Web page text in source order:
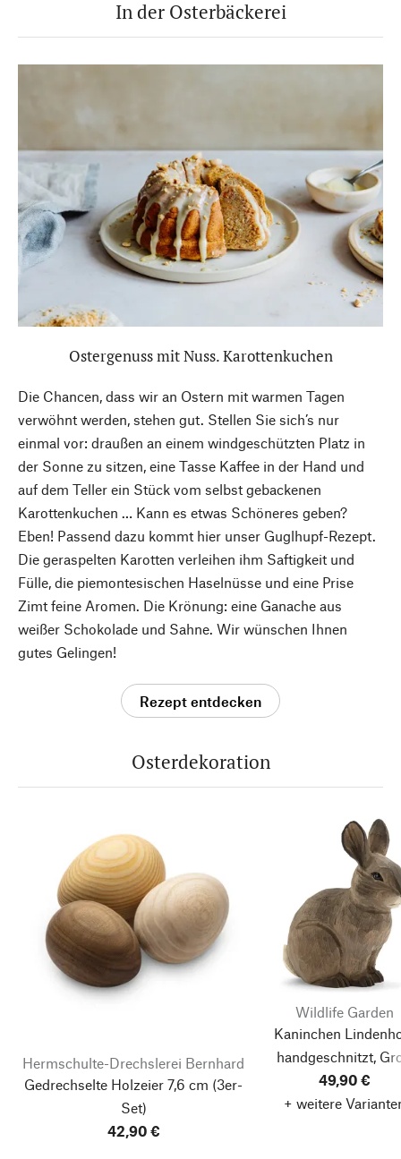
In der Osterbäckerei
Ostergenuss mit Nuss. Karottenkuchen
Die Chancen, dass wir an Ostern mit warmen Tagen
verwöhnt werden, stehen gut. Stellen Sie sich’s nur
einmal vor: draußen an einem windgeschützten Platz in
der Sonne zu sitzen, eine Tasse Kaffee in der Hand und
auf dem Teller ein Stück vom selbst gebackenen
Karottenkuchen … Kann es etwas Schöneres geben?
Eben! Passend dazu kommt hier unser Guglhupf-Rezept.
Die geraspelten Karotten verleihen ihm Saftigkeit und
Fülle, die piemontesischen Haselnüsse und eine Prise
Zimt feine Aromen. Die Krönung: eine Ganache aus
weißer Schokolade und Sahne. Wir wünschen Ihnen
gutes Gelingen!
Rezept entdecken
Osterdekoration
Hermschulte-Drechslerei Bernhard
Gedrechselte Holzeier 7,6 cm (3er-
Set)
42,90 €
Wildlife Garden
Kaninchen
handgeschnitzt,
49,90 €
+ weitere